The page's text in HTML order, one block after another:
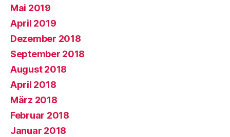
Mai 2019
April 2019
Dezember 2018
September 2018
August 2018
April 2018
März 2018
Februar 2018
Januar 2018